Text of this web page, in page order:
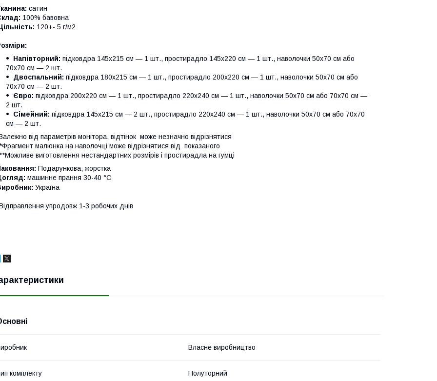
сатин
100% бавовна
120+- 5 г/м2
Напівторний: підковдра 145х215 см — 1 шт., простирадло 145х220 см — 1 шт., наволочки 50х70 см або
70х70 см — 2 шт.
Двоспальний: підковдра 180х215 см — 1 шт., простирадло 200х220 см — 1 шт., наволочки 50х70 см або
70х70 см — 2 шт.
Євро: підковдра 200х220 см — 1 шт., простирадло 220х240 см — 1 шт., наволочки 50х70 см або 70х70 см —
2 шт.
Сімейний: підковдра 145х215 см — 2 шт., простирадло 220х240 см — 1 шт., наволочки 50х70 см або 70х70
см — 2 шт.
від параметрів монітора, відтінок може незначно відрізнятися
малюнка на наволочці може відрізнятися від показаного
виготовлення нестандартних розмірів і простирадла на гумці
Подарункова, жорстка
машинне прання 30-40 °C
Україна
упродовж 1-3 робочих днів
Власне виробництво
комплекту Полуторний